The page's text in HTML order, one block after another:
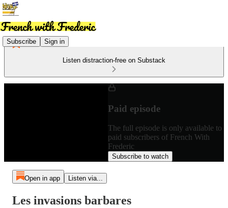
Subscribe Sign in
Listen distraction-free on Substack
Paid episode
The full episode is only available to
paid subscribers of French With
Frederic
Subscribe to watch
Open in app Listen via...
Les invasions barbares